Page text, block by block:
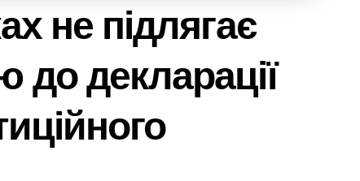
не підлягає
декларації